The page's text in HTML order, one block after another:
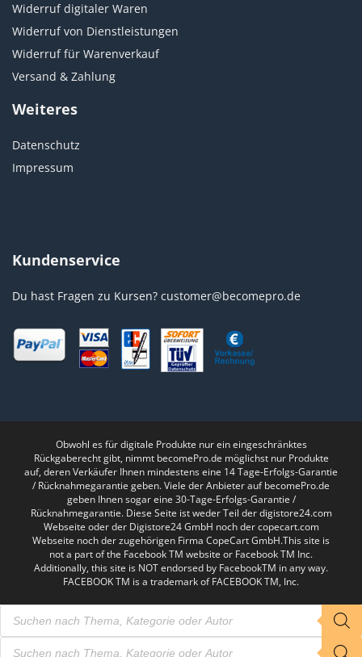
Widerruf digitaler Waren
Widerruf von Dienstleistungen
Widerruf für Warenverkauf
Versand & Zahlung
Weiteres
Datenschutz
Impressum
Kundenservice
Du hast Fragen zu Kursen? customer@becomepro.de
Obwohl es für digitale Produkte nur ein eingeschränktes
Rückgaberecht gibt, nimmt becomePro.de möglichst nur Produkte
auf, deren Verkäufer Ihnen mindestens eine 14 Tage-Erfolgs-Garantie
/ Rücknahmegarantie geben. Viele der Anbieter auf becomePro.de
geben Ihnen sogar eine 30-Tage-Erfolgs-Garantie /
Rücknahmegarantie. Diese Seite ist weder Teil der digistore24.com
Webseite oder der Digistore24 GmbH noch der copecart.com
Webseite noch der zugehörigen Firma CopeCart GmbH.This site is
not a part of the Facebook TM website or Facebook TM Inc.
Additionally, this site is NOT endorsed by FacebookTM in any way.
FACEBOOK TM is a trademark of FACEBOOK TM, Inc.
Products
search
Products